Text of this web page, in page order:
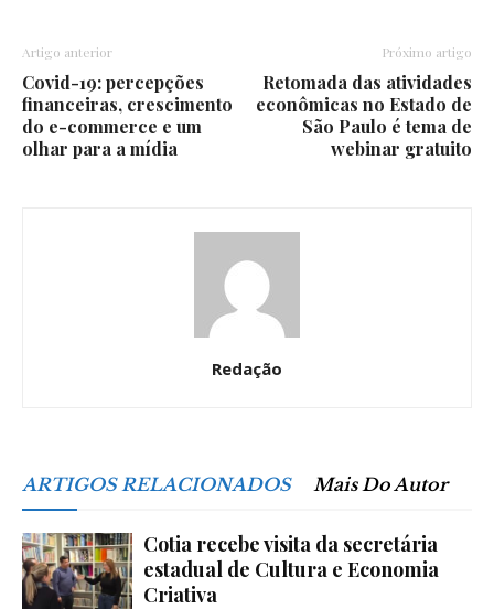
Artigo anterior
Covid-19: percepções
financeiras, crescimento
do e-commerce e um
olhar para a mídia
Próximo artigo
Retomada das atividades
econômicas no Estado de
São Paulo é tema de
webinar gratuito
Redação
ARTIGOS RELACIONADOS Mais Do Autor
Cotia recebe visita da secretária
estadual de Cultura e Economia
Criativa